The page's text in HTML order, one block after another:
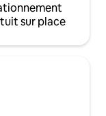
sur place